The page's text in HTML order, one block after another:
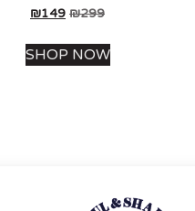
₪299
₪149
SHOP NOW